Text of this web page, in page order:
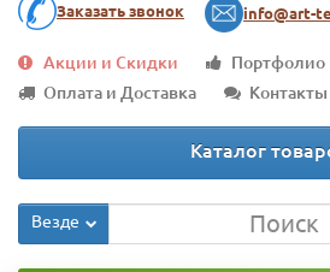
Заказать звонок info@art-
Акции и Скидки
Портфолио
Оплата и Доставка
Контакты
Каталог
Везде